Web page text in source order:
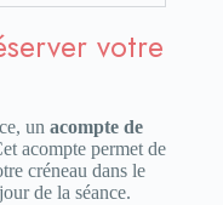
votre
un acompte de
acompte permet de
créneau dans le
de la séance.